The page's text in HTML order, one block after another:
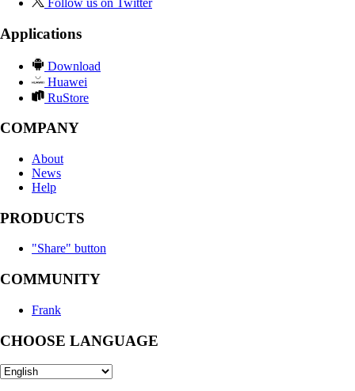
Follow us on Twitter
Applications
Download
Huawei
RuStore
COMPANY
About
News
Help
PRODUCTS
"Share" button
COMMUNITY
Frank
CHOOSE LANGUAGE